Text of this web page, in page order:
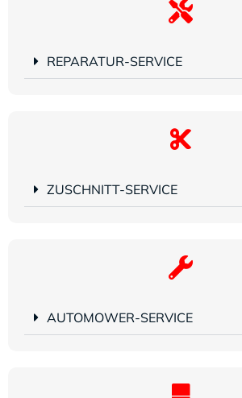
REPARATUR-SERVICE
ZUSCHNITT-SERVICE
AUTOMOWER-SERVICE